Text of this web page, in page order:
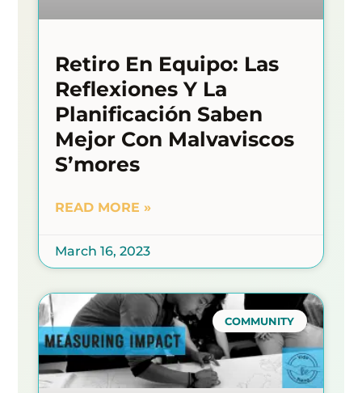
Retiro En Equipo: Las
Reflexiones Y La
Planificación Saben
Mejor Con Malvaviscos
S’mores
READ MORE »
March 16, 2023
COMMUNITY